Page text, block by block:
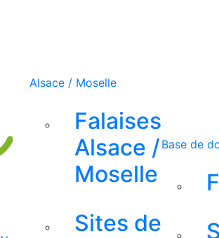
Alsace / Moselle
Falaises
Alsace /
Moselle
Sites de
Base de